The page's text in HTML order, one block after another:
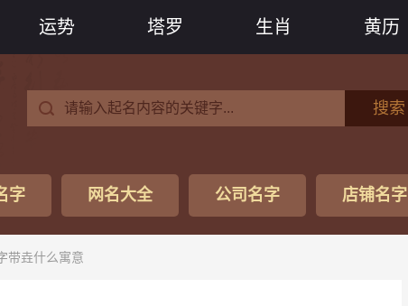
运势 塔罗 生肖 黄历
搜索
字 网名大全 公司名字 店铺名字
带垚什么寓意